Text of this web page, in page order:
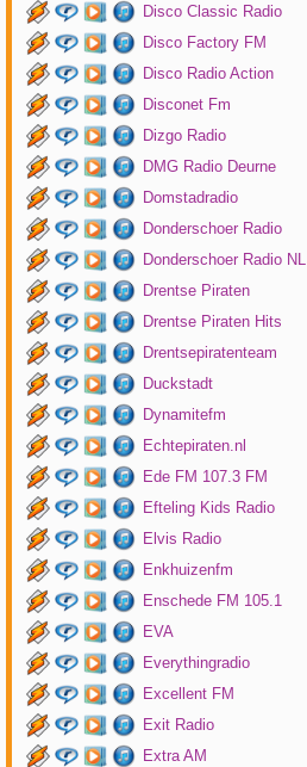
Disco Classic Radio
Disco Factory FM
Disco Radio Action
Disconet Fm
Dizgo Radio
DMG Radio Deurne
Domstadradio
Donderschoer Radio
Donderschoer Radio NL
Drentse Piraten
Drentse Piraten Hits
Drentsepiratenteam
Duckstadt
Dynamitefm
Echtepiraten.nl
Ede FM 107.3 FM
Efteling Kids Radio
Elvis Radio
Enkhuizenfm
Enschede FM 105.1
EVA
Everythingradio
Excellent FM
Exit Radio
Extra AM